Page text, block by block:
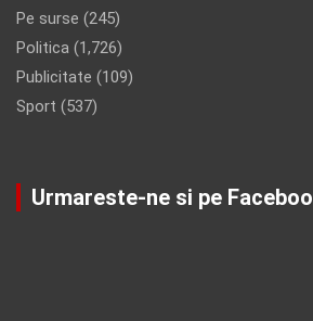
Pe surse (245)
Politica (1,726)
Publicitate (109)
Sport (537)
Urmareste-ne si pe